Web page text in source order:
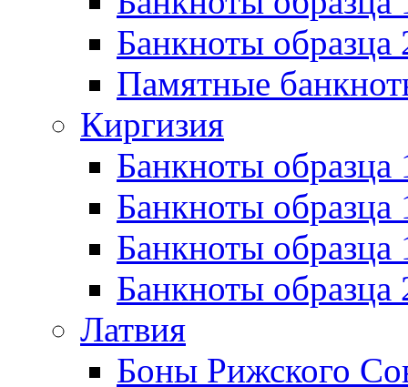
Банкноты образца
Памятные
Киргизия
Банкноты образца
Банкноты образца
Банкноты
Банкноты
Латвия
Боны Рижского